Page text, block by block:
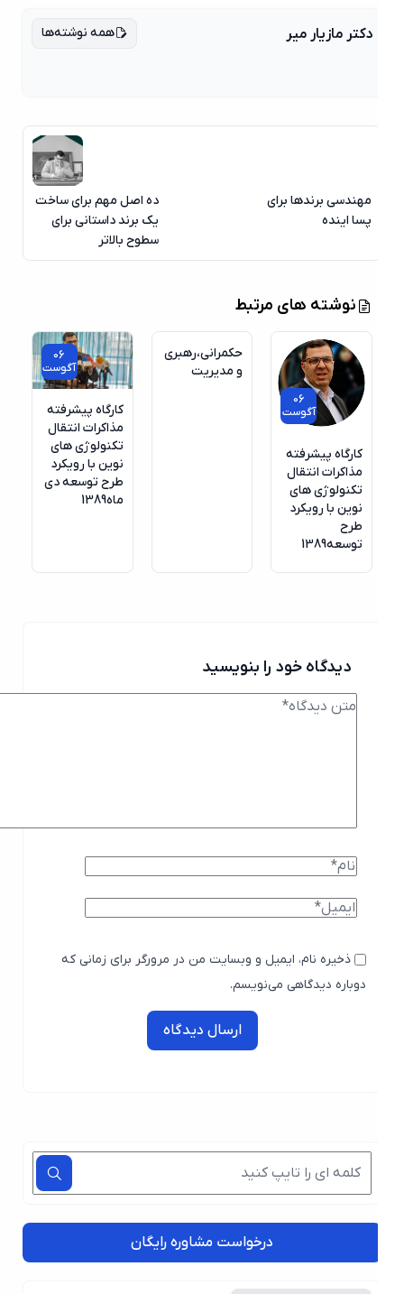
دکتر مازیار میر همه نوشته‌ها
مهندسی برندها برای
پسا اینده
ده اصل مهم برای ساخت
یک برند داستانی برای
سطوح بالاتر
نوشته های مرتبط
06
آگوست
کارگاه پیشرفته
مذاکرات انتقال
تکنولوژی های
نوین با رویکرد
توسعه1389
حکمرانی،رهبری
و مدیریت
06
آگوست
کارگاه پیشرفته
مذاکرات انتقال
تکنولوژی های
نوین با رویکرد
طرح توسعه دی
دیدگاه خود را بنویسید
ذخیره نام، ایمیل و وبسایت من در مرورگر برای زمانی که
دوباره دیدگاهی می‌نویسم.
ارسال دیدگاه
درخواست مشاوره رایگان